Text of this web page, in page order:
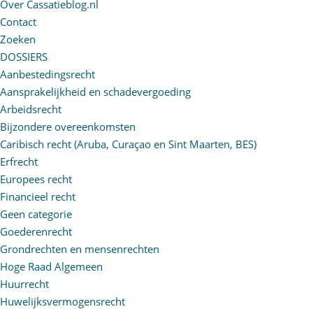
Over Cassatieblog.nl
Contact
Zoeken
DOSSIERS
Aanbestedingsrecht
Aansprakelijkheid en schadevergoeding
Arbeidsrecht
Bijzondere overeenkomsten
Caribisch recht (Aruba, Curaçao en Sint Maarten, BES)
Erfrecht
Europees recht
Financieel recht
Geen categorie
Goederenrecht
Grondrechten en mensenrechten
Hoge Raad Algemeen
Huurrecht
Huwelijksvermogensrecht